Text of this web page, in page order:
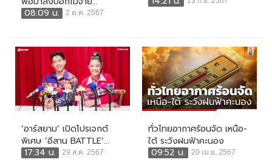
08:09 น.
2 ต.ค. 2567
‘อาร์สยาม’ เปิดโปรเจกต์
พิเศษ ‘อีสาน BATTLE’...
17:34 น.
29 ส.ค. 2567
ทั่วไทยอากาศร้อนจัด เหนือ-
ใต้ ระวังฝนฟ้าคะนอง
09:52 น.
20 เม.ย. 2567